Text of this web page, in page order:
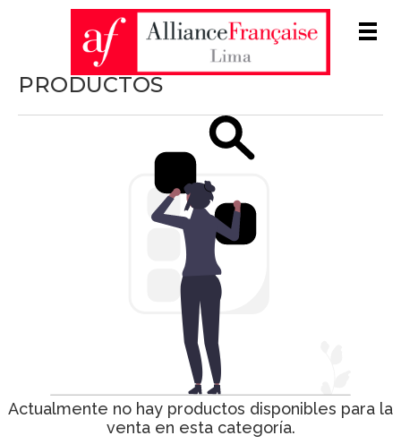
PRODUCTOS
Actualmente no hay productos disponibles para la
venta en esta categoría.